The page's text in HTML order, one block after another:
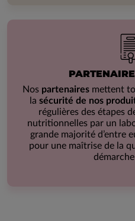
Nos partenaires mettent
la sécurité de nos
régulières des étapes
nutritionnelles par un
grande majorité d’entre
pour une maîtrise de la
démarche